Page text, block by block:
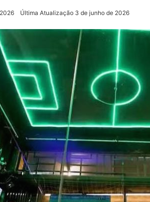
Última Atualização 3 de junho de 2026